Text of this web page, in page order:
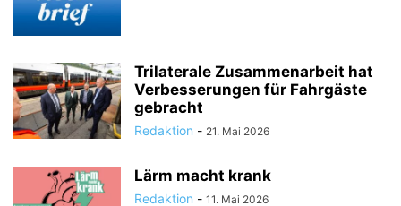
Trilaterale Zusammenarbeit hat
Verbesserungen für Fahrgäste
gebracht
Redaktion - 21. Mai 2026
Lärm macht krank
Redaktion - 11. Mai 2026